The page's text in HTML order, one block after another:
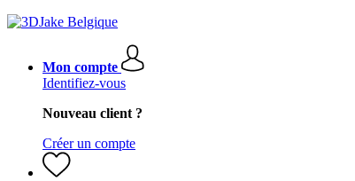
Mon compte
Identifiez-vous
Nouveau client ?
Créer un compte